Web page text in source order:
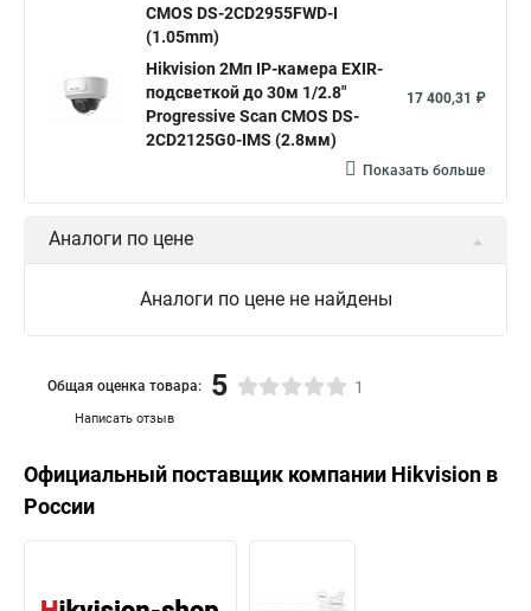
CMOS DS-2CD2955FWD-I
(1.05mm)
Hikvision 2Мп IP-камера EXIR-
подсветкой до 30м 1/2.8"
Progressive Scan CMOS DS-
2CD2125G0-IMS (2.8мм)
17 400,31 ₽
Показать больше
Аналоги по цене
Аналоги по цене не найдены
Написать отзыв
Общая оценка товара: 5 1
Официальный поставщик компании Hikvision в
России